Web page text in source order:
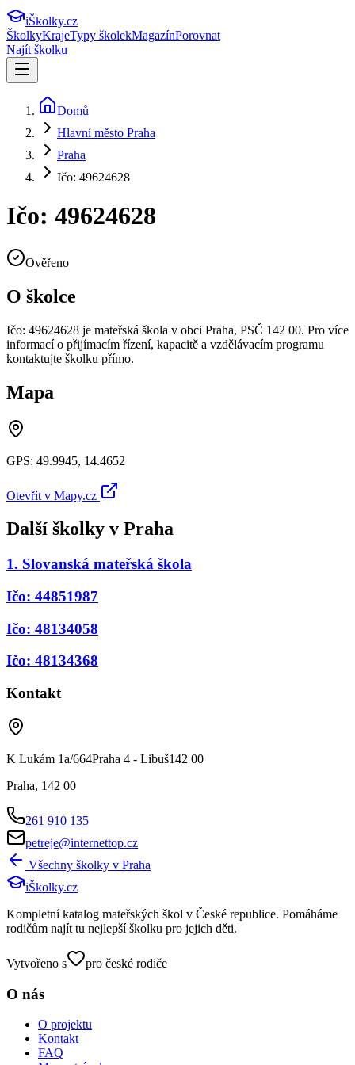
iŠkolky.cz
ŠkolkyKrajeTypy školekMagazínPorovnat
Najít školku
Domů
Hlavní město Praha
Praha
Ičo: 49624628
Ičo: 49624628
Ověřeno
O školce
Ičo: 49624628 je mateřská škola v obci Praha, PSČ 142 00. Pro více
informací o přijímacím řízení, kapacitě a vzdělávacím programu
kontaktujte školku přímo.
Mapa
GPS: 49.9945, 14.4652
Otevřít v Mapy.cz
Další školky v Praha
1. Slovanská mateřská škola
Ičo: 44851987
Ičo: 48134058
Ičo: 48134368
Kontakt
K Lukám 1a/664Praha 4 - Libuš142 00
Praha, 142 00
261 910 135
petreje@internettop.cz
Všechny školky v Praha
iŠkolky.cz
Kompletní katalog mateřských škol v České republice. Pomáháme
rodičům najít tu nejlepší školku pro jejich děti.
Vytvořeno s pro české rodiče
O nás
O projektu
Kontakt
FAQ